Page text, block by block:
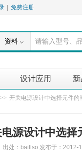
免费注册
资料
设计应用
>> 开关电源设计中选择元件的
源设计中选择
出处：baillso 发布于：2012-